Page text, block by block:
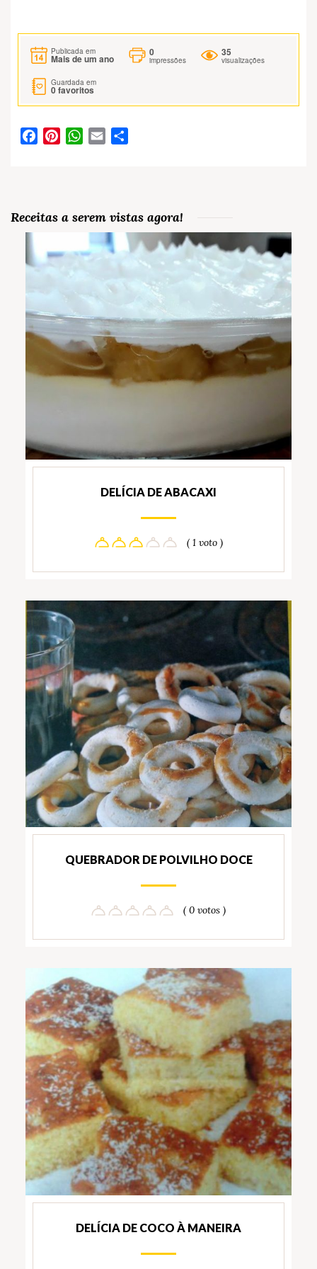
Publicada em
Mais de um ano
0
impressões
35
visualizações
Guardada em
0favoritos
FacebookPinterestWhatsApp
Email
Receitas a serem vistas agora!
DELÍCIA DE ABACAXI
( 1 voto )
QUEBRADOR DE POLVILHO DOCE
( 0 votos )
DELÍCIA DE COCO À MANEIRA